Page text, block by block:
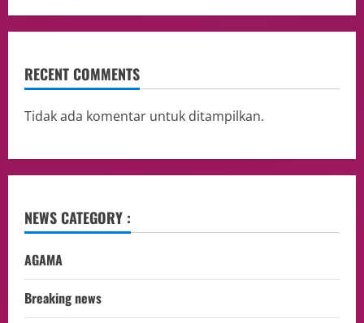
RECENT COMMENTS
Tidak ada komentar untuk ditampilkan.
NEWS CATEGORY :
AGAMA
Breaking news